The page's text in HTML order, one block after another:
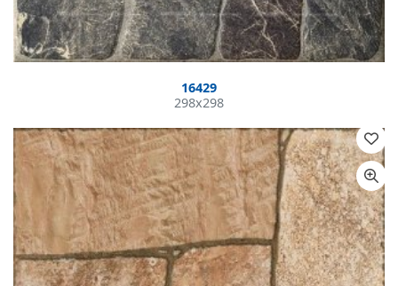
16429
298x298